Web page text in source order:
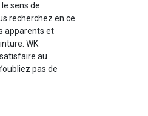
sens de
recherchez en ce
apparents et
WK
au
pas de